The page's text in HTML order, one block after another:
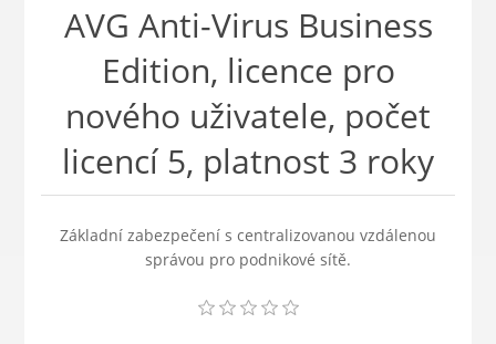
AVG Anti-Virus Business
Edition, licence pro
nového uživatele, počet
licencí 5, platnost 3 roky
Základní zabezpečení s centralizovanou vzdálenou
správou pro podnikové sítě.